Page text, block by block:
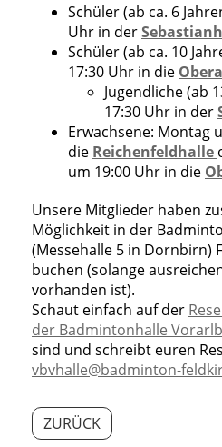
Schüler (ab ca. 6
Uhr in der
Schüler (ab ca. 10
17:30 Uhr in die
Jugendliche (ab
17:30 Uhr in der
Erwachsene: Montag
die Reichenfeldhalle
um 19:00 Uhr in die
Unsere Mitglieder haben
Möglichkeit in der
(Messehalle 5 in Dornbirn)
buchen (solange
vorhanden ist).
Schaut einfach auf der
der Badmintonhalle
sind und schreibt euren
vbvhalle@badminton-
ZURÜCK